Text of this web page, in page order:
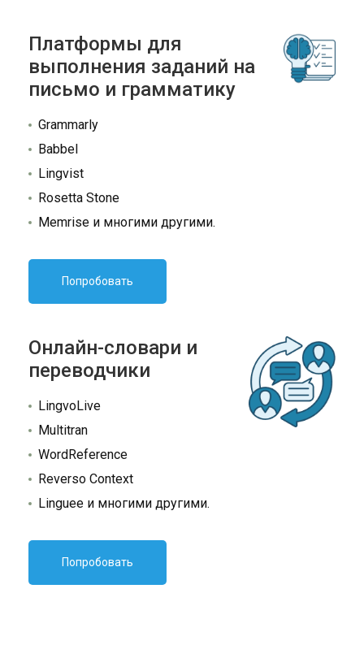
Платформы для
выполнения заданий на
письмо и грамматику
Grammarly
Babbel
Lingvist
Rosetta Stone
Memrise и многими другими.
Попробовать
Онлайн-словари и
переводчики
LingvoLive
Multitran
WordReference
Reverso Context
Linguee и многими другими.
Попробовать